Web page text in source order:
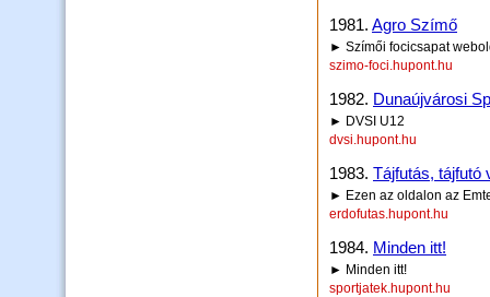
1981. Agro Szímő
► Szímői focicsapat
szimo-foci.hupont.hu
1982. Dunaújvárosi
► DVSI U12
dvsi.hupont.hu
1983. Tájfutás, tájfutó
► Ezen az oldalon az
erdofutas.hupont.hu
1984. Minden itt!
► Minden itt!
sportjatek.hupont.hu